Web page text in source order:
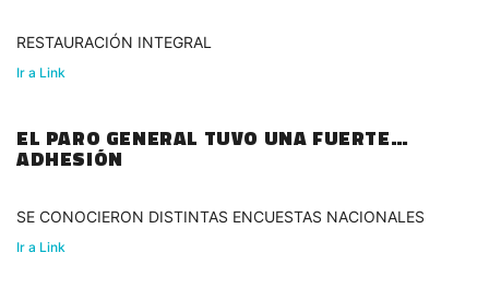
RESTAURACIÓN INTEGRAL
Ir a Link
EL PARO GENERAL TUVO UNA FUERTE
ADHESIÓN
SE CONOCIERON DISTINTAS ENCUESTAS NACIONALES
Ir a Link